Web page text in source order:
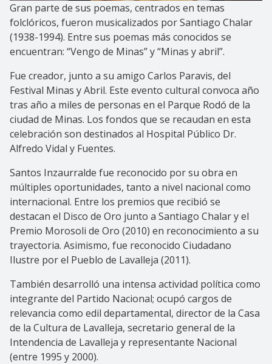
Gran parte de sus poemas, centrados en temas
folclóricos, fueron musicalizados por Santiago Chalar
(1938-1994). Entre sus poemas más conocidos se
encuentran: “Vengo de Minas” y “Minas y abril”.
Fue creador, junto a su amigo Carlos Paravis, del
Festival Minas y Abril. Este evento cultural convoca año
tras año a miles de personas en el Parque Rodó de la
ciudad de Minas. Los fondos que se recaudan en esta
celebración son destinados al Hospital Público Dr.
Alfredo Vidal y Fuentes.
Santos Inzaurralde fue reconocido por su obra en
múltiples oportunidades, tanto a nivel nacional como
internacional. Entre los premios que recibió se
destacan el Disco de Oro junto a Santiago Chalar y el
Premio Morosoli de Oro (2010) en reconocimiento a su
trayectoria. Asimismo, fue reconocido Ciudadano
Ilustre por el Pueblo de Lavalleja (2011).
También desarrolló una intensa actividad política como
integrante del Partido Nacional; ocupó cargos de
relevancia como edil departamental, director de la Casa
de la Cultura de Lavalleja, secretario general de la
Intendencia de Lavalleja y representante Nacional
(entre 1995 y 2000).